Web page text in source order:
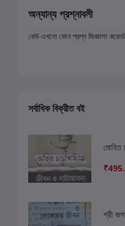
অন্যান্য প্রশ্নাবলী
কেউ এখনো কোন প্রশ্ন জিজ্ঞাসা
সর্বাধিক বিক্রীত বই
মোহিত
শ্রী